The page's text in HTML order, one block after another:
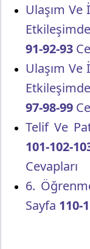
Ulaşım
91-92-93
Ulaşım
97-98-99
Telif Ve
101-102-
Cevapları
6.
Sayfa 110-